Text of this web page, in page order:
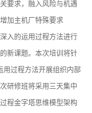
要求，融入风险与机遇
加主机厂特殊要求
入的运用过程方法进行
新课题。本次培训将针
用过程方法开展组织内部
研修班将采用三天集中
程金字塔思维模型架构